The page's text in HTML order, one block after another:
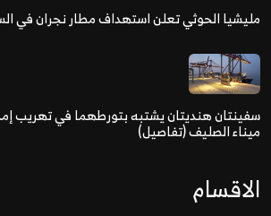
مليشيا الحوثي تعلن استهداف مطار نجران في
سفينتان هنديتان يشتبه بتورطهما في تهريب
ميناء الصليف (تفاصيل)
الاقسام